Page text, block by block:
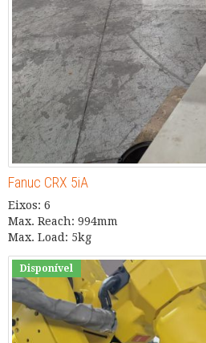
Fanuc CRX 5iA
Eixos: 6
Max. Reach: 994mm
Max. Load: 5kg
Disponível